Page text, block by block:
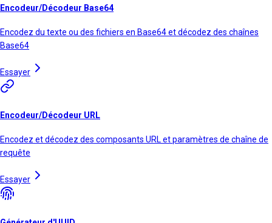
Encodeur/Décodeur Base64
Encodez du texte ou des fichiers en Base64 et décodez des chaînes
Base64
Essayer
Encodeur/Décodeur URL
Encodez et décodez des composants URL et paramètres de chaîne de
requête
Essayer